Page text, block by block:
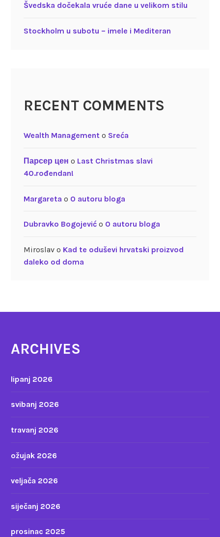
Švedska dočekala vruće dane u velikom stilu
Stockholm u subotu – imele i Mediteran
RECENT COMMENTS
Wealth Managemento Sreća
Парсер цен o Last Christmas slavi
40.rođendan!
Margareta o O autoru bloga
Dubravko Bogojevićo O autoru bloga
Miroslavo Kad te oduševi hrvatski proizvod
daleko od doma
ARCHIVES
lipanj 2026
svibanj 2026
travanj 2026
ožujak 2026
veljača 2026
siječanj 2026
prosinac 2025